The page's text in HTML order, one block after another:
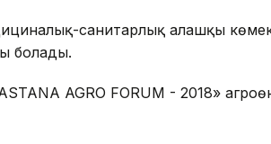
санитарлық алғашқы
болады.
AGRO FORUM - 2018»